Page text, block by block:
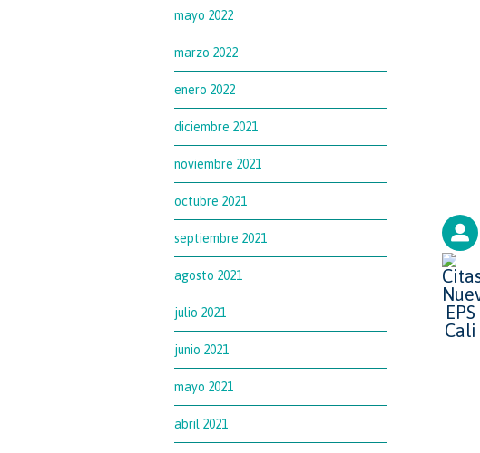
mayo 2022
marzo 2022
enero 2022
diciembre 2021
noviembre 2021
octubre 2021
septiembre 2021
agosto 2021
julio 2021
junio 2021
mayo 2021
abril 2021